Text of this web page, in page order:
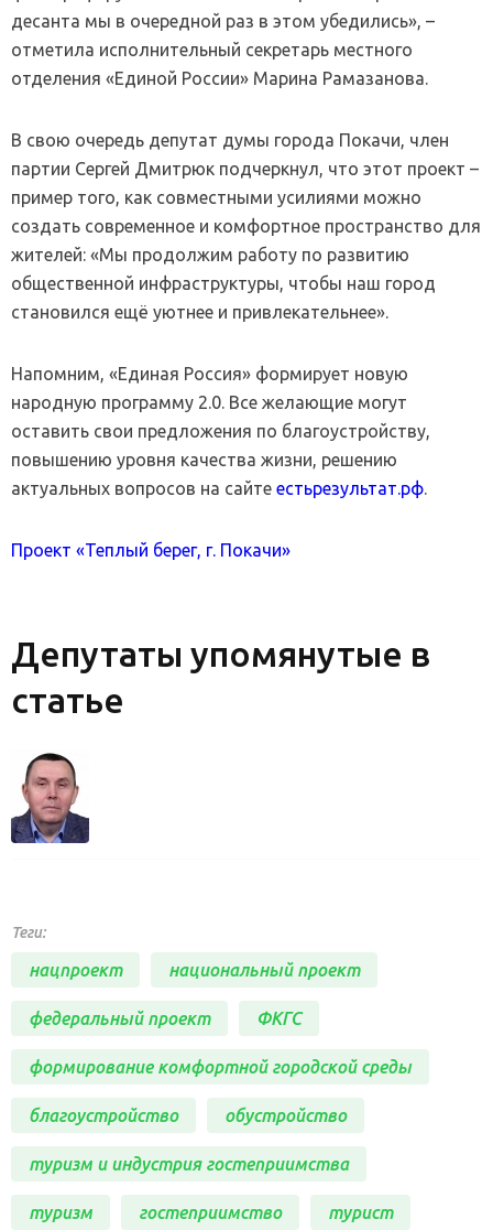
десанта мы в очередной раз в этом убедились», –
отметила исполнительный секретарь местного
отделения «Единой России» Марина Рамазанова.
В свою очередь депутат думы города Покачи, член
партии Сергей Дмитрюк подчеркнул, что этот проект –
пример того, как совместными усилиями можно
создать современное и комфортное пространство для
жителей: «Мы продолжим работу по развитию
общественной инфраструктуры, чтобы наш город
становился ещё уютнее и привлекательнее».
Напомним, «Единая Россия» формирует новую
народную программу 2.0. Все желающие могут
оставить свои предложения по благоустройству,
повышению уровня качества жизни, решению
актуальных вопросов на сайте естьрезультат.рф
Проект «Теплый берег, г. Покачи»
Депутаты упомянутые в
статье
Теги:
нацпроект национальный проект
федеральный проект ФКГС
формирование комфортной городской среды
благоустройство обустройство
туризм и индустрия гостеприимства
туризм гостеприимство турист